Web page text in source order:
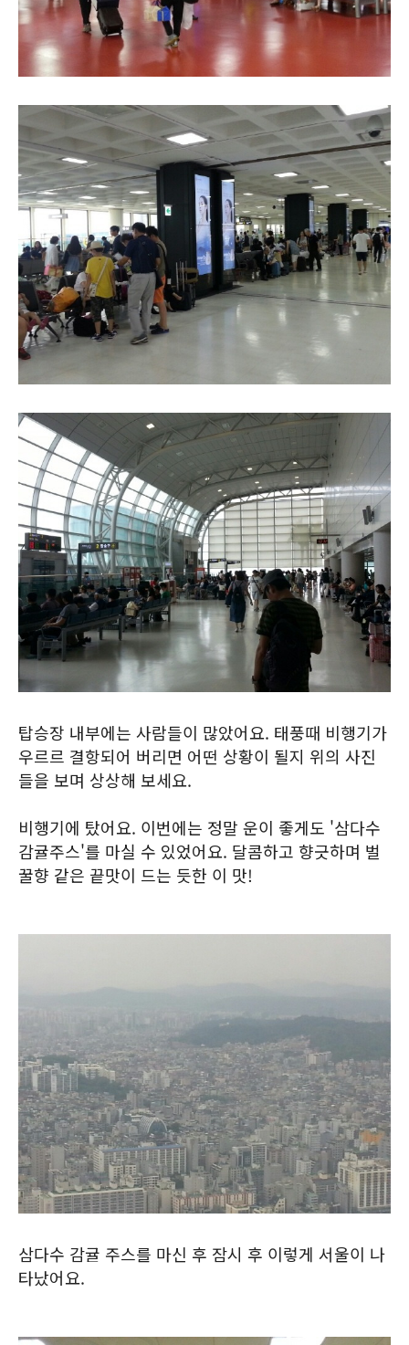
탑승장 내부에는 사람들이 많았어요. 태풍때 비행기가
우르르 결항되어 버리면 어떤 상황이 될지 위의 사진
들을 보며 상상해 보세요.
비행기에 탔어요. 이번에는 정말 운이 좋게도 '삼다수
감귤주스'를 마실 수 있었어요. 달콤하고 향긋하며 벌
꿀향 같은 끝맛이 드는 듯한 이 맛!
삼다수 감귤 주스를 마신 후 잠시 후 이렇게 서울이 나
타났어요.